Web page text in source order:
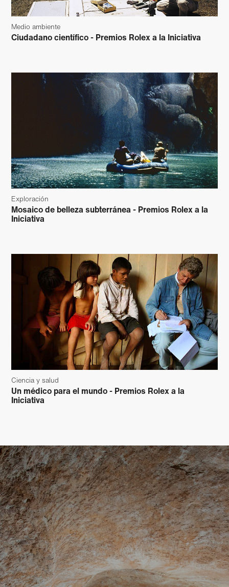
Medio ambiente
Ciudadano científico - Premios Rolex a la Iniciativa
Exploración
Mosaico de belleza subterránea - Premios Rolex a la
Iniciativa
Ciencia y salud
Un médico para el mundo - Premios Rolex a la
Iniciativa